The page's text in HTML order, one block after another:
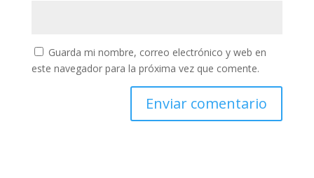
Guarda mi nombre, correo electrónico y web en
este navegador para la próxima vez que comente.